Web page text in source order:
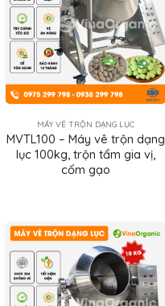
MÁY VÊ TRỘN DẠNG LỤC
MVTL100 – Máy vê trộn dạng
lục 100kg, trộn tẩm gia vị,
cốm gạo